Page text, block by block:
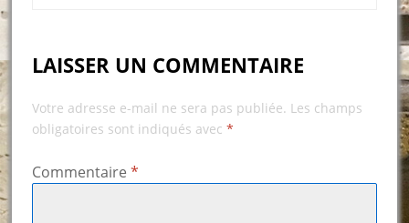
LAISSER UN COMMENTAIRE
Votre adresse e-mail ne sera pas publiée. Les champs
obligatoires sont indiqués avec *
Commentaire *